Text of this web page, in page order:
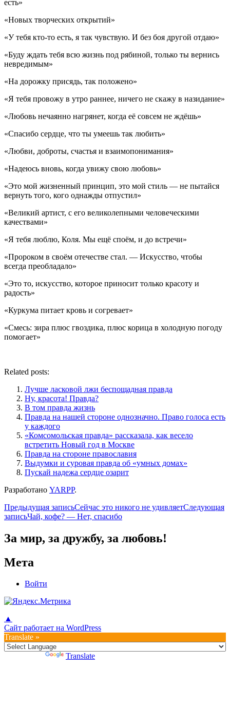
есть»
«Новых творческих открытий»
«У тебя кто-то есть, я так чувствую. И без боя другой отдаю»
«Буду ждать тебя всю жизнь под рябиной, только ты вернись
невредимым»
«На дорожку присядь, так положено»
«Я тебя провожу в утро раннее, ничего не скажу в назидание»
«Любовь нечаянно нагрянет, когда её совсем не ждёшь»
«Спасибо сердце, что ты умеешь так любить»
«Любви, доброты, счастья и взаимопонимания»
«Надеюсь вновь, когда увижу свою любовь»
«Это мой жизненный принцип, это мой стиль — не пытайся
вернуть того, кого однажды отпустил»
«Великий артист, с его великолепными человеческими
качествами»
«Я тебя люблю, Коля. Мы ещё споём, и до встречи»
«Пророком в своём отечестве стал. — Искусство, чтобы
всегда преобладало»
«Это то, искусство, которое приносит только красоту и
радость»
«Куркума питает кровь и согревает»
«Смесь: зира плюс гвоздика, плюс корица в холодную погоду
помогает»
Related posts:
Лучше ласковой лжи беспощадная правда
Ну, красота! Правда?
В том правда жизнь
Правда на нашей стороне однозначно. Право голоса есть
у каждого
«Комсомольская правда» рассказала, как весело
встретить Новый год в Москве
Правда на стороне православия
Выдумки и суровая правда об «умных домах»
Пускай надежа сердце озарит
Разработано YARPP.
Навигация
по
записям
Предыдущая записьСейчас это никого не удивляетСледующая
записьЧай, кофе? — Нет, спасибо
За мир, за дружбу, за любовь!
Мета
Войти
▲
Сайт работает на WordPress
Translate »
Translate